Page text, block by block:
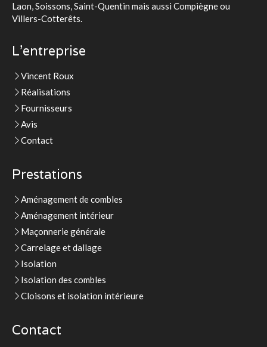
Laon, Soissons, Saint-Quentin mais aussi Compiègne ou
Villers-Cotterêts.
L'entreprise
Vincent Roux
Réalisations
Fournisseurs
Avis
Contact
Prestations
Aménagement de combles
Aménagement intérieur
Maçonnerie générale
Carrelage et dallage
Isolation
Isolation des combles
Cloisons et isolation intérieure
Contact